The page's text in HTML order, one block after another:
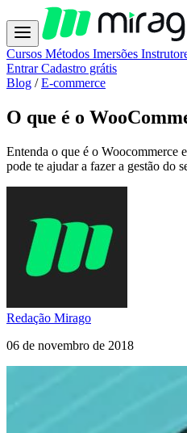
Cursos Métodos Imersões
EntrarCadastro grátis
Blog / E-commerce
O que é o
Entenda o que é o Woocommerce
pode te ajudar a fazer a gestão do
Redação Mirago
06 de novembro de 2018